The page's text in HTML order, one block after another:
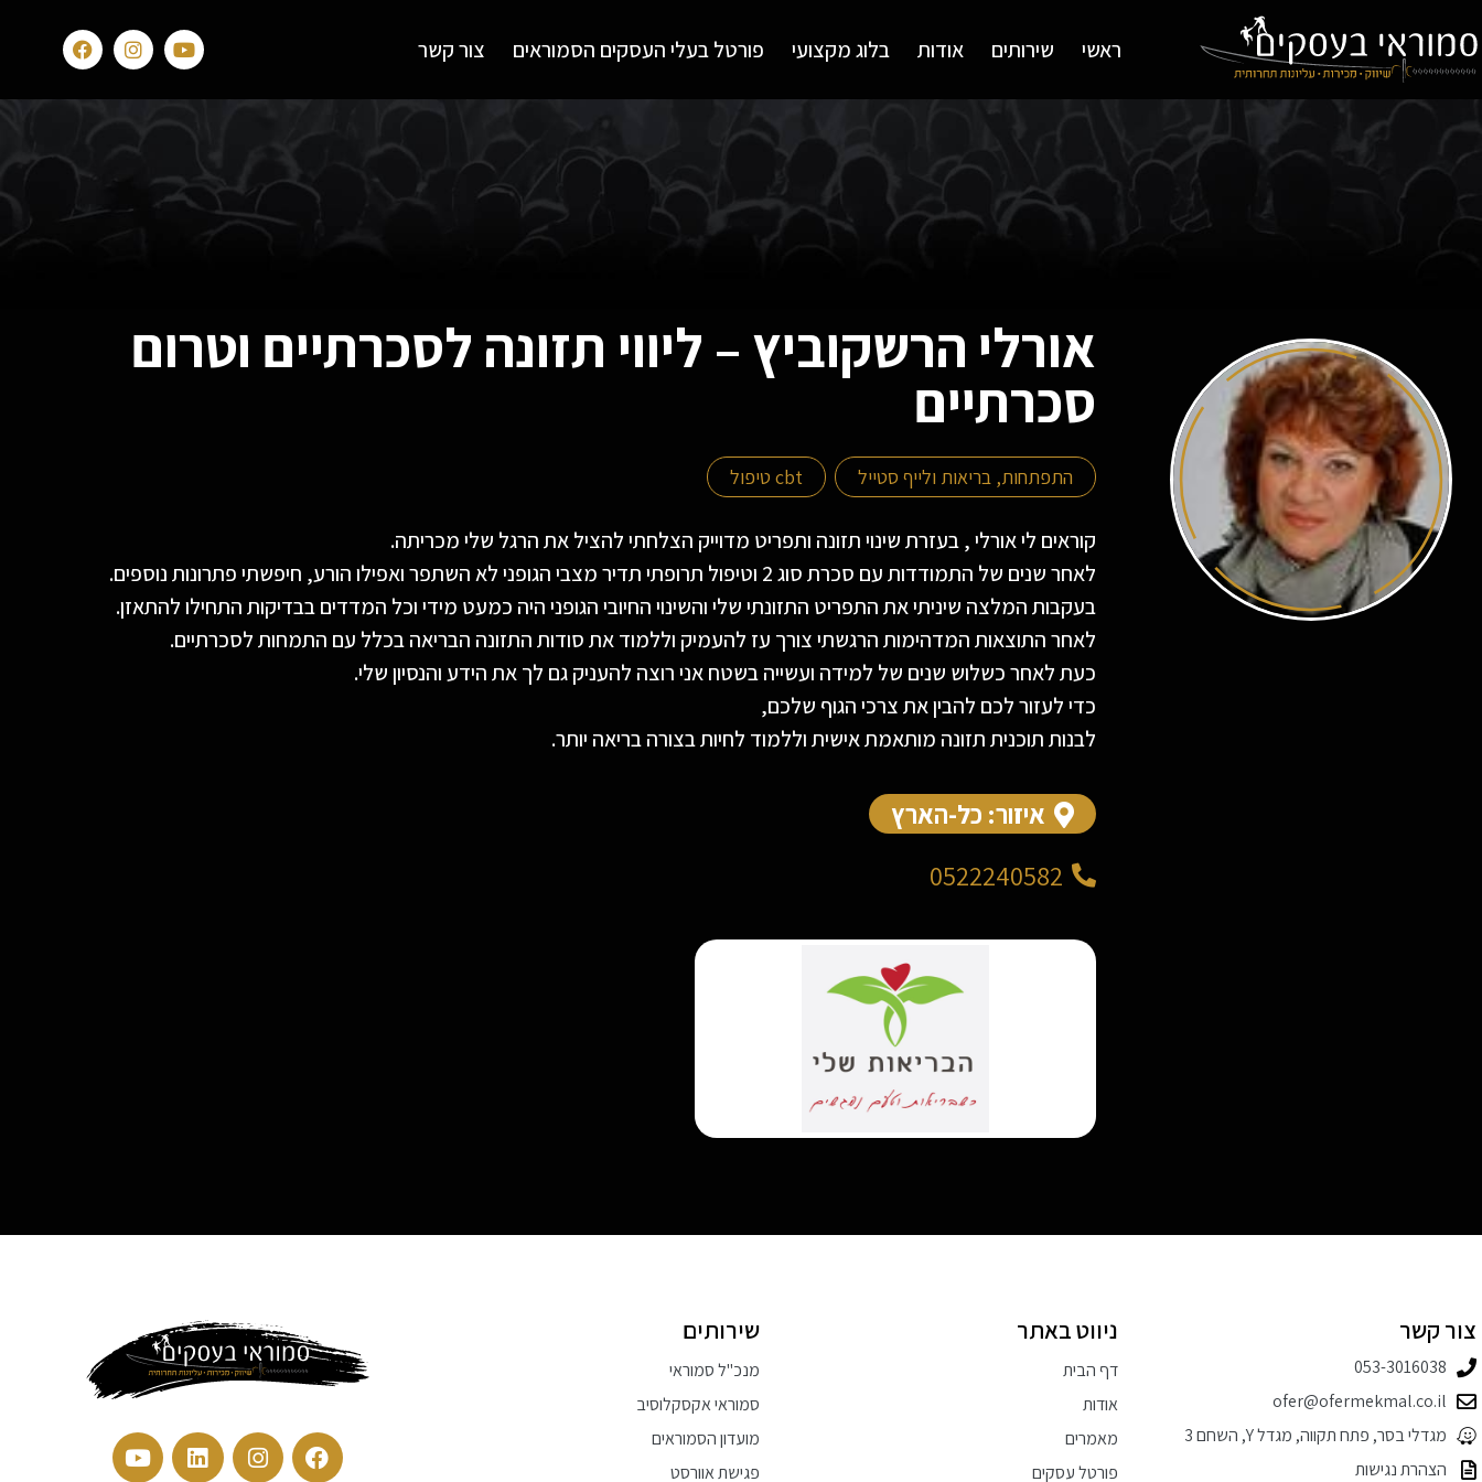
ראשי שירותים אודות בלוג מקצועי פורטל בעלי העסקים הסמוראים צור קשר
אורלי הרשקוביץ – ליווי תזונה לסכרתיים וטרום
סכרתיים
התפתחות, בריאות ולייף סטייל cbt טיפול
קוראים לי אורלי , בעזרת שינוי תזונה ותפריט מדוייק הצלחתי להציל את הרגל שלי מכריתה.
לאחר שנים של התמודדות עם סכרת סוג 2 וטיפול תרופתי תדיר מצבי הגופני לא השתפר ואפילו הורע, חיפשתי פתרונות נוספים.
בעקבות המלצה שיניתי את התפריט התזונתי שלי והשינוי החיובי הגופני היה כמעט מידי וכל המדדים בבדיקות התחילו להתאזן.
לאחר התוצאות המדהימות הרגשתי צורך עז להעמיק וללמוד את סודות התזונה הבריאה בכלל עם התמחות לסכרתיים.
כעת לאחר כשלוש שנים של למידה ועשייה בשטח אני רוצה להעניק גם לך את הידע והנסיון שלי.
כדי לעזור לכם להבין את צרכי הגוף שלכם,
לבנות תוכנית תזונה מותאמת אישית וללמוד לחיות בצורה בריאה יותר.
איזור: כל-הארץ
0522240582
צור קשר
053-3016038⁩
ofer@ofermekmal.co.il
מגדלי בסר, פתח תקווה, מגדל Y, השחם 3
הצהרת נגישות
ניווט באתר
דף הבית
אודות
מאמרים
פורטל עסקים
שירותים
מנכ"ל סמוראי
סמוראי אקסקלוסיב
מועדון הסמוראים
פגישת אוורסט